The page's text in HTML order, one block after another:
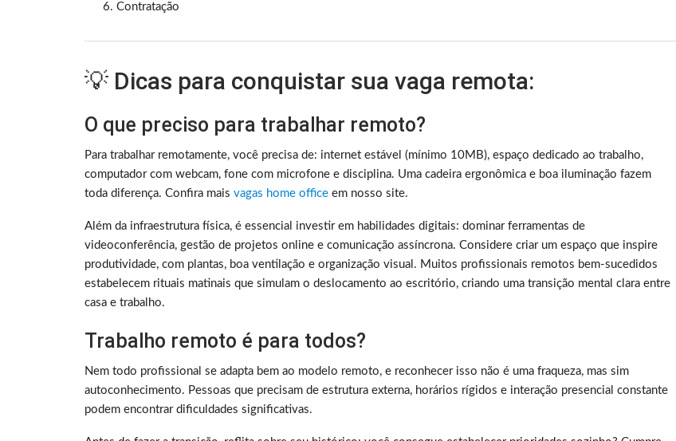
Contratação
💡 Dicas para conquistar sua vaga remota:
O que preciso para trabalhar remoto?
Para trabalhar remotamente, você precisa de: internet estável (mínimo 10MB), espaço dedicado ao trabalho,
computador com webcam, fone com microfone e disciplina. Uma cadeira ergonômica e boa iluminação fazem
toda diferença. Confira mais vagas home office em nosso site.
Além da infraestrutura física, é essencial investir em habilidades digitais: dominar ferramentas de
videoconferência, gestão de projetos online e comunicação assíncrona. Considere criar um espaço que inspire
produtividade, com plantas, boa ventilação e organização visual. Muitos profissionais remotos bem-sucedidos
estabelecem rituais matinais que simulam o deslocamento ao escritório, criando uma transição mental clara entre
casa e trabalho.
Trabalho remoto é para todos?
Nem todo profissional se adapta bem ao modelo remoto, e reconhecer isso não é uma fraqueza, mas sim
autoconhecimento. Pessoas que precisam de estrutura externa, horários rígidos e interação presencial constante
podem encontrar dificuldades significativas.